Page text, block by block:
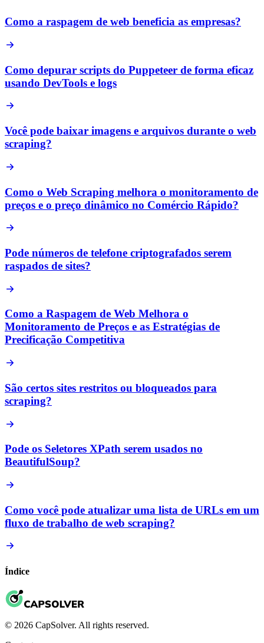
Como a raspagem de web beneficia as empresas?
Como depurar scripts do Puppeteer de forma eficaz
usando DevTools e logs
Você pode baixar imagens e arquivos durante o web
scraping?
Como o Web Scraping melhora o monitoramento de
preços e o preço dinâmico no Comércio Rápido?
Pode números de telefone criptografados serem
raspados de sites?
Como a Raspagem de Web Melhora o
Monitoramento de Preços e as Estratégias de
Precificação Competitiva
São certos sites restritos ou bloqueados para
scraping?
Pode os Seletores XPath serem usados no
BeautifulSoup?
Como você pode atualizar uma lista de URLs em um
fluxo de trabalho de web scraping?
Índice
© 2026 CapSolver. All rights reserved.